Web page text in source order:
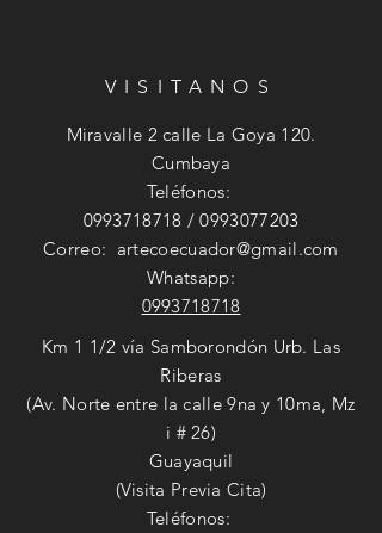
VISITANOS
Miravalle 2 calle La Goya 120.
Cumbaya
Teléfonos:
0993718718 /0993077203
Correo: artecoecuador@gmail.com
Whatsapp:
0993718718
Km 1 1/2 vía Samborondón Urb. Las
Riberas
(Av. Norte entre la calle 9na y 10ma, Mz
i # 26)
Guayaquil
(Visita Previa Cita)
Teléfonos: